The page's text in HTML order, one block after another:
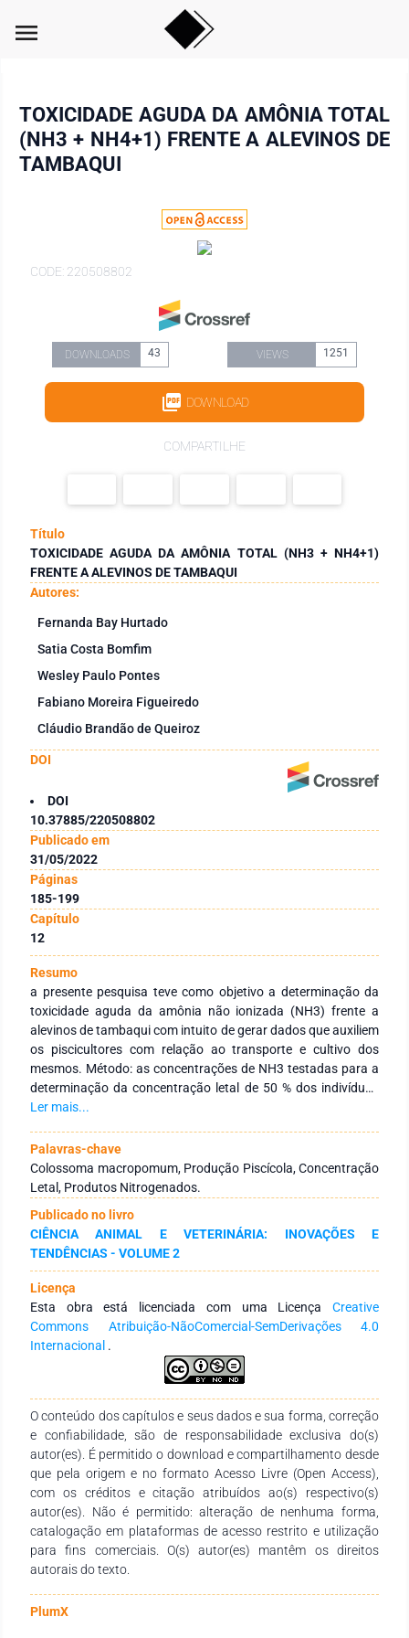
menu
TOXICIDADE AGUDA DA AMÔNIA TOTAL
(NH3 + NH4+1) FRENTE A ALEVINOS DE
TAMBAQUI
CODE: 220508802
DOWNLOADS 43 VIEWS 1251
DOWNLOAD
COMPARTILHE
Título
TOXICIDADE AGUDA DA AMÔNIA TOTAL (NH3 + NH4+1)
FRENTE A ALEVINOS DE TAMBAQUI
Autores:
Fernanda Bay Hurtado
Satia Costa Bomfim
Wesley Paulo Pontes
Fabiano Moreira Figueiredo
Cláudio Brandão de Queiroz
DOI
DOI
10.37885/220508802
Publicado em
31/05/2022
Páginas
185-199
Capítulo
12
Resumo
a presente pesquisa teve como objetivo a determinação da
toxicidade aguda da amônia não ionizada (NH3) frente a
alevinos de tambaqui com intuito de gerar dados que auxiliem
os piscicultores com relação ao transporte e cultivo dos
mesmos. Método: as concentrações de NH3 testadas para a
determinação da concentração letal de 50 % dos indivíduos
foram: 0,0 mg/L (água de poço semi artesiano); 0,075 mg/L;
9,6 mg/L; 19,2 mg/L e 38,4 mg/L. Resultados: observou-se
que todos os alevinos submetidos as concentrações de 9,6
mg/L; 19,2 mg/L e 38,4 mg/L morreram nas primeiras 34 h do
experimento, sendo a CL50,96 horas de 7,76 mg/L. Os
tempos de letalidade de 50 % (TL50,96 horas) dos indivíduos
foram de 1h 34 min para a concentração de 38,4 mg/L; de 20
h para a concentração de 19,2 mg/L e 33 h para a
concentração de 9,6 mg/L. Conclusão: O valor determinado
para a CL50,96 horas, determinada no presente estudo
sugere que os alevinos desta espécie de peixe possuem
grande resistência a elevadas concentrações de amônia na
água comparado a outras espécies tropicais, provando ser
uma espécie de grande potencial para produção aquícola por
sua excelente adaptação às condições do meio. Verificou-se
também que está espécie é mais suscetível a altas
concentrações de NH3 do que ao tempo de exposição, pois
nas concentrações de 0,075 a 4,8 mg/L não foi registrada
mortalidade.
Ler mais...
Palavras-chave
Colossoma macropomum, Produção Piscícola, Concentração
Letal, Produtos Nitrogenados.
Publicado no livro
CIÊNCIA ANIMAL E VETERINÁRIA: INOVAÇÕES E
TENDÊNCIAS - VOLUME 2
Licença
Esta obra está licenciada com uma Licença Creative
Commons Atribuição-NãoComercial-SemDerivações 4.0
Internacional .
O conteúdo dos capítulos e seus dados e sua forma, correção
e confiabilidade, são de responsabilidade exclusiva do(s)
autor(es). É permitido o download e compartilhamento desde
que pela origem e no formato Acesso Livre (Open Access),
com os créditos e citação atribuídos ao(s) respectivo(s)
autor(es). Não é permitido: alteração de nenhuma forma,
catalogação em plataformas de acesso restrito e utilização
para fins comerciais. O(s) autor(es) mantêm os direitos
autorais do texto.
PlumX